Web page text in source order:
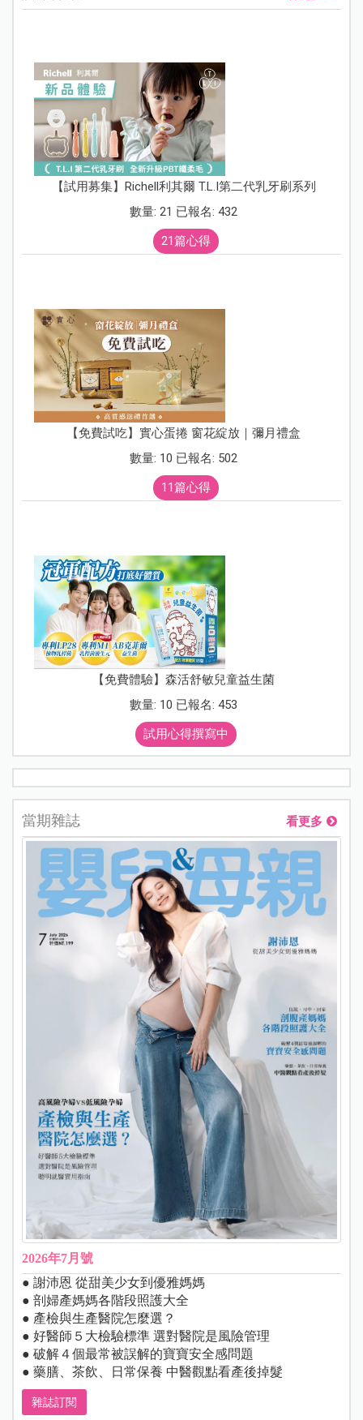
【試用募集】Richell利其爾 T.L.I第二代乳牙刷系列
數量: 21 已報名: 432
21篇心得
【免費試吃】實心蛋捲 窗花綻放｜彌月禮盒
數量: 10 已報名: 502
11篇心得
【免費體驗】森活舒敏兒童益生菌
數量: 10 已報名: 453
試用心得撰寫中
當期雜誌 看更多
2026年7月號
● 謝沛恩 從甜美少女到優雅媽媽
● 剖婦產媽媽各階段照護大全
● 產檢與生產醫院怎麼選？
● 好醫師５大檢驗標準 選對醫院是風險管理
● 破解４個最常被誤解的寶寶安全感問題
● 藥膳、茶飲、日常保養 中醫觀點看產後掉髮
雜誌訂閱